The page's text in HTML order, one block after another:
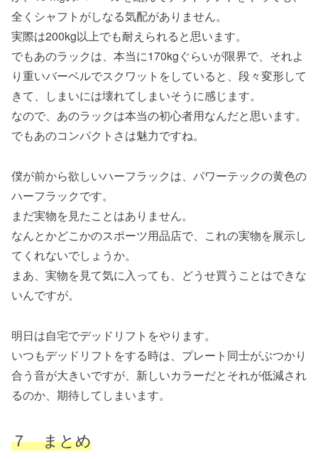
全くシャフトがしなる気配がありません。
実際は200kg以上でも耐えられると思います。
でもあのラックは、本当に170kgぐらいが限界で、それよ
り重いバーベルでスクワットをしていると、段々変形して
きて、しまいには壊れてしまいそうに感じます。
なので、あのラックは本当の初心者用なんだと思います。
でもあのコンパクトさは魅力ですね。
僕が前から欲しいハーフラックは、パワーテックの黄色の
ハーフラックです。
まだ実物を見たことはありません。
なんとかどこかのスポーツ用品店で、これの実物を展示し
てくれないでしょうか。
まあ、実物を見て気に入っても、どうせ買うことはできな
いんですが。
明日は自宅でデッドリフトをやります。
いつもデッドリフトをする時は、プレート同士がぶつかり
合う音が大きいですが、新しいカラーだとそれが低減され
るのか、期待してしまいます。
７ まとめ